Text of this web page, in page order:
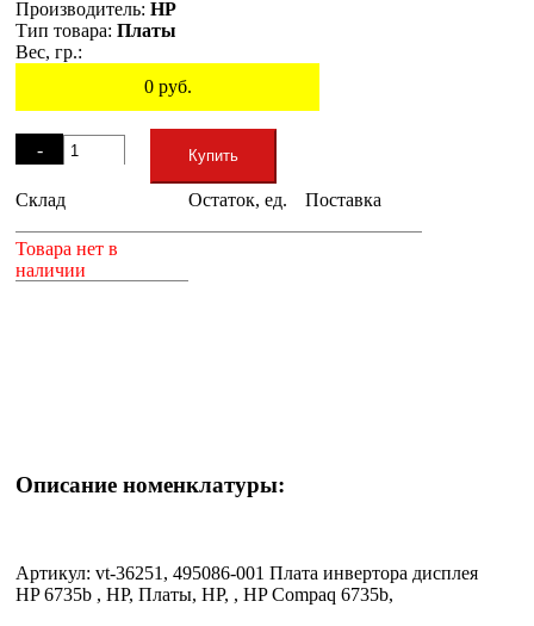
Производитель: HP
Тип товара: Платы
Вес, гр.:
0руб.
-
+
Купить
Склад Остаток, ед. Поставка
Товара нет в
наличии
Описание номенклатуры:
Артикул: vt-36251, 495086-001 Плата инвертора дисплея
HP 6735b , HP, Платы, HP, , HP Compaq 6735b,